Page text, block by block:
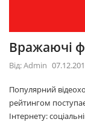
Вражаючі
Від: Admin
Популярний
рейтингом
Інтернету: